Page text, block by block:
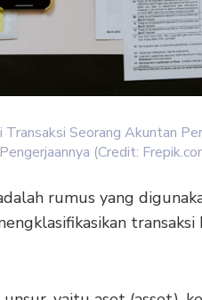
Seorang Akuntan
Pengerjaannya (Credit:
rumus yang